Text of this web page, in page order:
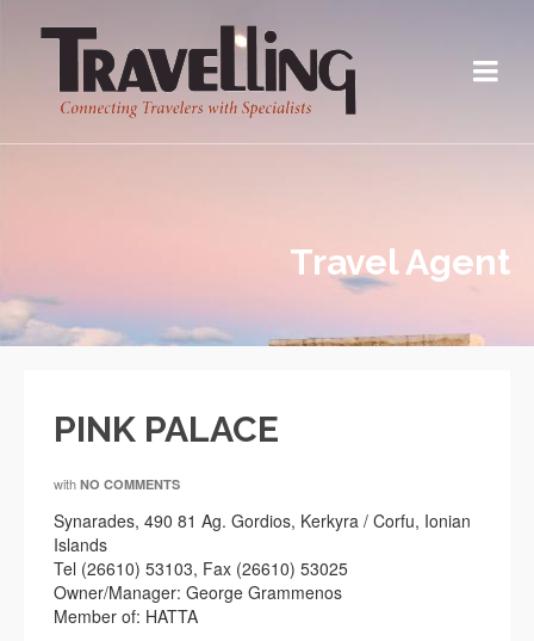
Travel Agent
PINK PALACE
with NO COMMENTS
Synarades, 490 81 Ag. Gordios, Kerkyra / Corfu, Ionian
Islands
Tel (26610) 53103, Fax (26610) 53025
Owner/Manager: George Grammenos
Member of: HATTA